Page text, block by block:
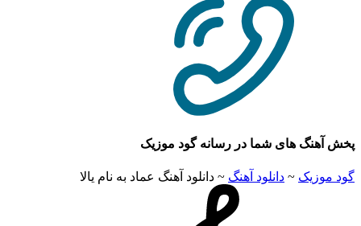
های شما در رسانه گود موزیک
~دانلود آهنگ~دانلود آهنگ عماد به نام یالا